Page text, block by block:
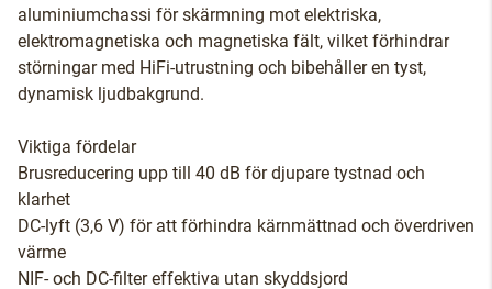
aluminiumchassi för skärmning mot elektriska,
elektromagnetiska och magnetiska fält, vilket förhindrar
störningar med HiFi-utrustning och bibehåller en tyst,
dynamisk ljudbakgrund.
Viktiga fördelar
Brusreducering upp till 40 dB för djupare tystnad och
klarhet
DC-lyft (3,6 V) för att förhindra kärnmättnad och överdriven
värme
NIF- och DC-filter effektiva utan skyddsjord